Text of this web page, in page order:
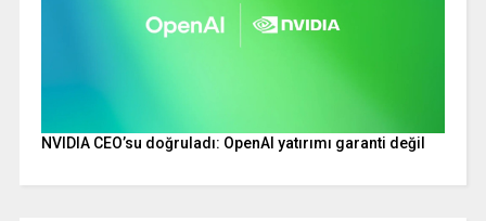
NVIDIA CEO’su doğruladı: OpenAI yatırımı garanti değil